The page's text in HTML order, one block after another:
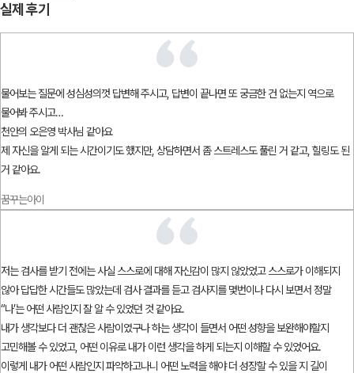
실제 후기
물어보는 질문에 성심성의껏 답변해 주시고, 답변이 끝나면 또 궁금한 건 없는지 역으로
물어봐 주시고…
천안의 오은영 박사님 같아요
제 자신을 알게 되는 시간이기도 했지만, 상담하면서 좀 스트레스도 풀린 거 같고, 힐링도 된
거 같아요.
꿈꾸는아이
저는 검사를 받기 전에는 사실 스스로에 대해 자신감이 많지 않았었고 스스로가 이해되지
않아 답답한 시간들도 많았는데 검사 결과를 듣고 검사지를 몇번이나 다시 보면서 정말
“나’는 어떤 사람인지 잘 알 수 있었던 것 같아요.
내가 생각보다 더 괜찮은 사람이였구나 하는 생각이 들면서 어떤 성향을 보완해야할지
고민해볼 수 있었고, 어떤 이유로 내가 이런 생각을 하게 되는지 이해할 수 있었어요.
이렇게 내가 어떤 사람인지 파악하고나니 어떤 노력을 해야 더 성장할 수 있을 지 길이